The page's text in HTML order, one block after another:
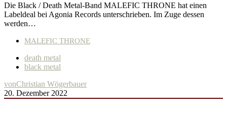
Die Black / Death Metal-Band MALEFIC THRONE hat einen
Labeldeal bei Agonia Records unterschrieben. Im Zuge dessen
werden…
MALEFIC THRONE
death metal
black metal
vonChristian Wögerbauer
20. Dezember 2022